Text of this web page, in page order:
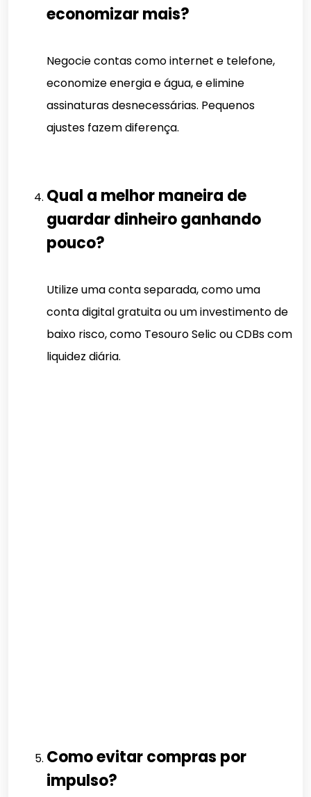
economizar mais?
Negocie contas como internet e telefone,
economize energia e água, e elimine
assinaturas desnecessárias. Pequenos
ajustes fazem diferença.
Qual a melhor maneira de
guardar dinheiro ganhando
pouco?
Utilize uma conta separada, como uma
conta digital gratuita ou um investimento de
baixo risco, como Tesouro Selic ou CDBs com
liquidez diária.
Como evitar compras por
impulso?